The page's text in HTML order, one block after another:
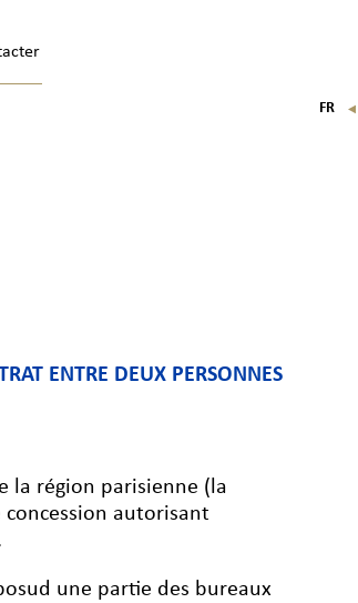
FR ▼
ENTRE DEUX PERSONNES
la région parisienne (la
concession autorisant
une partie des bureaux